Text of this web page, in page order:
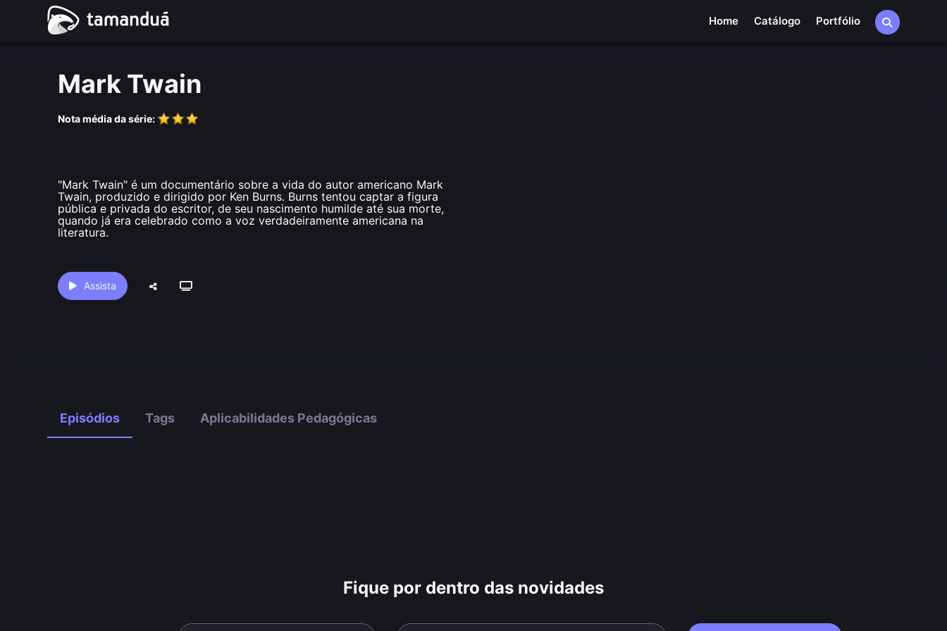
Home Catálogo Portfólio
Mark Twain
Nota média da série:
"Mark Twain" é um documentário sobre a vida do autor americano Mark
Twain, produzido e dirigido por Ken Burns. Burns tentou captar a figura
pública e privada do escritor, de seu nascimento humilde até sua morte,
quando já era celebrado como a voz verdadeiramente americana na
literatura.
Assista
Episódios Tags Aplicabilidades Pedagógicas
Fique por dentro das novidades